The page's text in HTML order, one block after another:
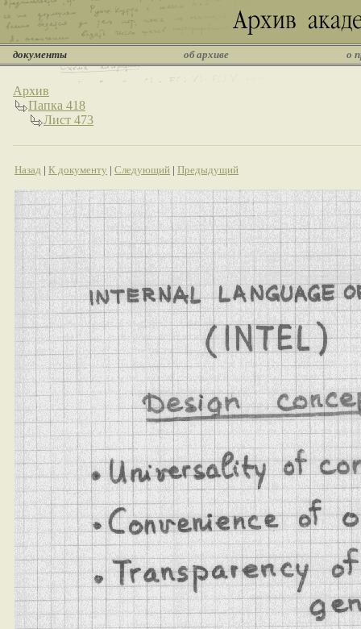
документы об архиве о
Архив
Папка 418
Лист 473
Назад | К документу | Следующий | Предыдущий